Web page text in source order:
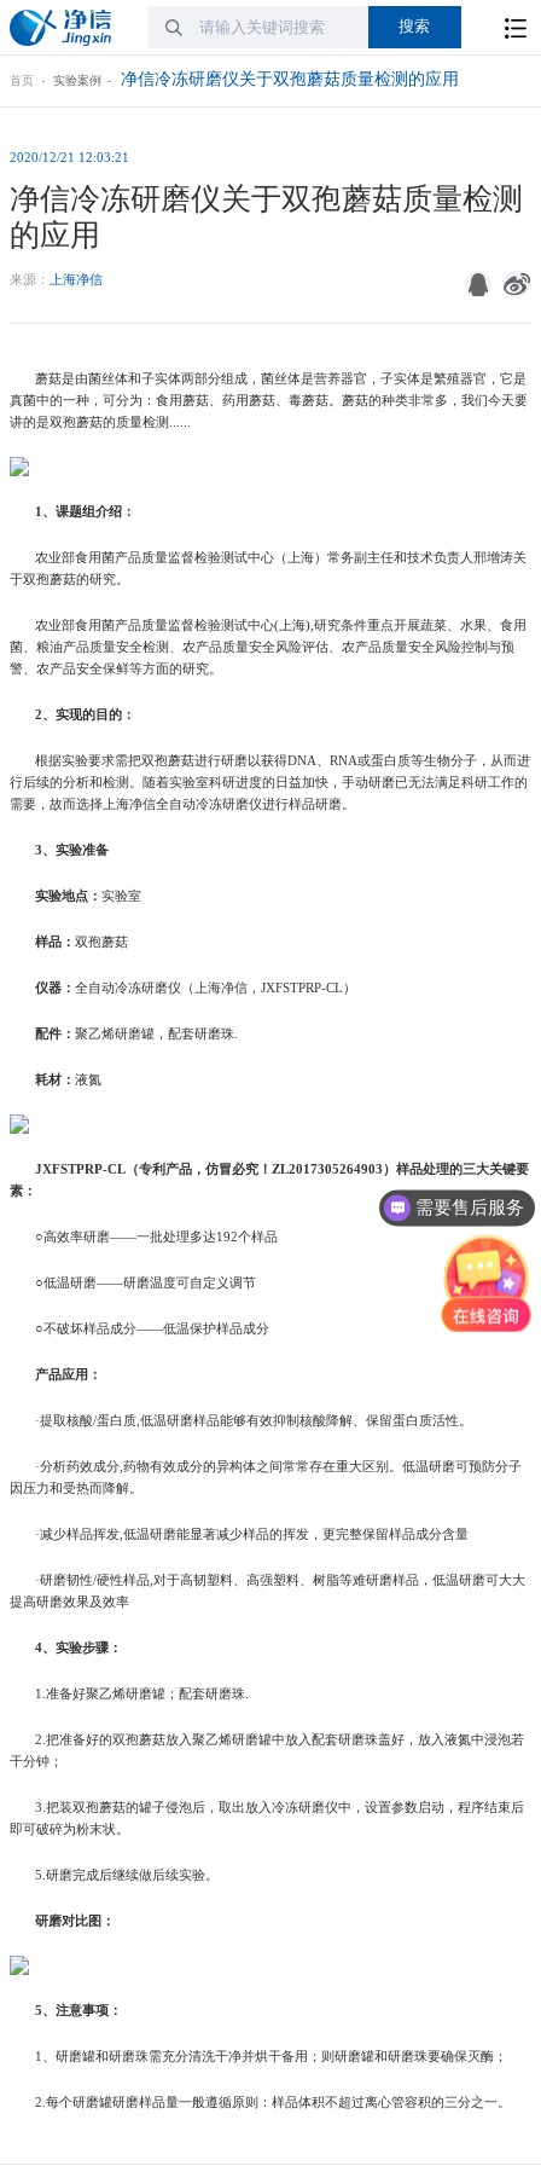
首页 实验案例 净信冷冻研磨仪关于双孢蘑菇质量检测的应用
2020/12/21 12:03:21
净信冷冻研磨仪关于双孢蘑菇质量检测
的应用
来源： 上海净信
蘑菇是由菌丝体和子实体两部分组成，菌丝体是营养器官，子实体是繁殖器官，它是
真菌中的一种，可分为：食用蘑菇、药用蘑菇、毒蘑菇。蘑菇的种类非常多，我们今天要
讲的是双孢蘑菇的质量检测......
1、课题组介绍：
农业部食用菌产品质量监督检验测试中心（上海）常务副主任和技术负责人邢增涛关
于双孢蘑菇的研究。
农业部食用菌产品质量监督检验测试中心(上海),研究条件重点开展蔬菜、水果、食用
菌、粮油产品质量安全检测、农产品质量安全风险评估、农产品质量安全风险控制与预
警、农产品安全保鲜等方面的研究。
2、实现的目的：
根据实验要求需把双孢蘑菇进行研磨以获得DNA、RNA或蛋白质等生物分子，从而进
行后续的分析和检测。随着实验室科研进度的日益加快，手动研磨已无法满足科研工作的
需要，故而选择上海净信全自动冷冻研磨仪进行样品研磨。
3、实验准备
实验地点：实验室
样品：双孢蘑菇
仪器：全自动冷冻研磨仪（上海净信，JXFSTPRP-CL）
配件：聚乙烯研磨罐，配套研磨珠.
耗材：液氮
JXFSTPRP-CL（专利产品，仿冒必究！ZL2017305264903）样品处理的三大关键要
素：
○高效率研磨——一批处理多达192个样品
○低温研磨——研磨温度可自定义调节
○不破坏样品成分——低温保护样品成分
产品应用：
·提取核酸/蛋白质,低温研磨样品能够有效抑制核酸降解、保留蛋白质活性。
·分析药效成分,药物有效成分的异构体之间常常存在重大区别。低温研磨可预防分子
因压力和受热而降解。
·减少样品挥发,低温研磨能显著减少样品的挥发，更完整保留样品成分含量
·研磨韧性/硬性样品,对于高韧塑料、高强塑料、树脂等难研磨样品，低温研磨可大大
提高研磨效果及效率
4、实验步骤：
1.准备好聚乙烯研磨罐；配套研磨珠.
2.把准备好的双孢蘑菇放入聚乙烯研磨罐中放入配套研磨珠盖好，放入液氮中浸泡若
干分钟；
3.把装双孢蘑菇的罐子侵泡后，取出放入冷冻研磨仪中，设置参数启动，程序结束后
即可破碎为粉末状。
5.研磨完成后继续做后续实验。
研磨对比图：
5、注意事项：
1、研磨罐和研磨珠需充分清洗干净并烘干备用；则研磨罐和研磨珠要确保灭酶；
2.每个研磨罐研磨样品量一般遵循原则：样品体积不超过离心管容积的三分之一。
需要售后服务